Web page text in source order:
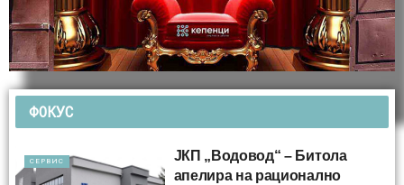
ФОКУС
СЕРВИС
ЈКП „Водовод“ – Битола
апелира на рационално